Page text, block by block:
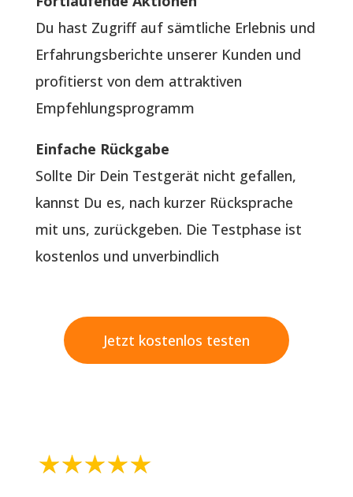
Du hast Zugriff auf sämtliche Erlebnis und
Erfahrungsberichte unserer Kunden und
profitierst von dem attraktiven
Empfehlungsprogramm
Einfache Rückgabe
Sollte Dir Dein Testgerät nicht gefallen,
kannst Du es, nach kurzer Rücksprache
mit uns, zurückgeben. Die Testphase ist
kostenlos und unverbindlich
Jetzt kostenlos testen